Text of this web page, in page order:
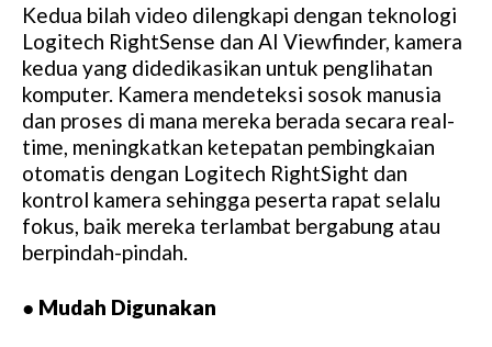
Kedua bilah video dilengkapi dengan teknologi
Logitech RightSense dan AI Viewfinder, kamera
kedua yang didedikasikan untuk penglihatan
komputer. Kamera mendeteksi sosok manusia
dan proses di mana mereka berada secara real-
time, meningkatkan ketepatan pembingkaian
otomatis dengan Logitech RightSight dan
kontrol kamera sehingga peserta rapat selalu
fokus, baik mereka terlambat bergabung atau
berpindah-pindah.
● Mudah Digunakan